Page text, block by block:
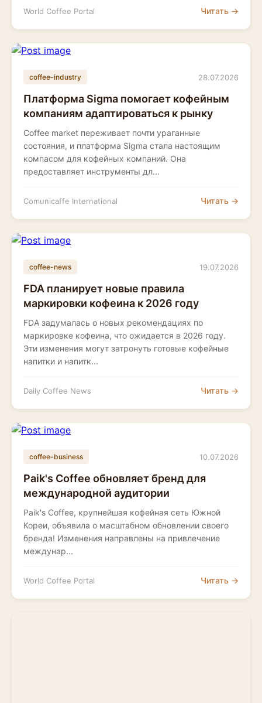
World Coffee Portal Читать →
coffee-industry 28.07.2026
Платформа Sigma помогает кофейным
компаниям адаптироваться к рынку
Coffee market переживает почти ураганные
состояния, и платформа Sigma стала настоящим
компасом для кофейных компаний. Она
предоставляет инструменты дл...
Comunicaffe International Читать →
coffee-news 19.07.2026
FDA планирует новые правила
маркировки кофеина к 2026 году
FDA задумалась о новых рекомендациях по
маркировке кофеина, что ожидается в 2026 году.
Эти изменения могут затронуть готовые кофейные
напитки и напитк...
Daily Coffee News Читать →
coffee-business 10.07.2026
Paik's Coffee обновляет бренд для
международной аудитории
Paik's Coffee, крупнейшая кофейная сеть Южной
Кореи, объявила о масштабном обновлении своего
бренда! Изменения направлены на привлечение
междунар...
World Coffee Portal Читать →